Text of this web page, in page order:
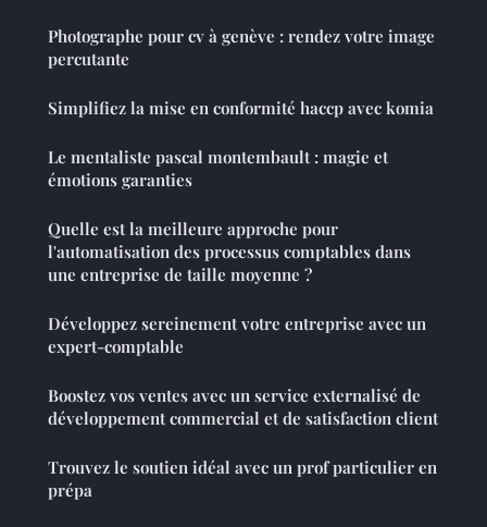
Photographe pour cv à genève : rendez votre image
percutante
Simplifiez la mise en conformité haccp avec komia
Le mentaliste pascal montembault : magie et
émotions garanties
Quelle est la meilleure approche pour
l'automatisation des processus comptables dans
une entreprise de taille moyenne ?
Développez sereinement votre entreprise avec un
expert-comptable
Boostez vos ventes avec un service externalisé de
développement commercial et de satisfaction client
Trouvez le soutien idéal avec un prof particulier en
prépa